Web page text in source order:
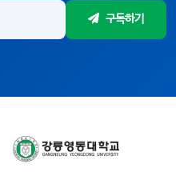
구독하기